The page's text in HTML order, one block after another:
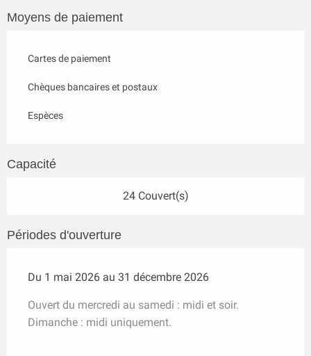
Moyens de paiement
Cartes de paiement
Chèques bancaires et postaux
Espèces
Capacité
24 Couvert(s)
Périodes d'ouverture
Du 1 mai 2026 au 31 décembre 2026
Ouvert du mercredi au samedi : midi et soir.
Dimanche : midi uniquement.